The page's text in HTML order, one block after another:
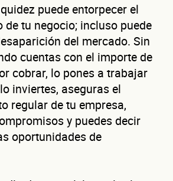
puede entorpecer el
tu negocio; incluso puede
del mercado. Sin
cuentas con el importe de
cobrar, lo pones a trabajar
inviertes, aseguras el
regular de tu empresa,
y puedes decir
oportunidades de